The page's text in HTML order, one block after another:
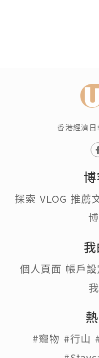
香港經濟
探索 VLOG 推薦
個人頁面 帳戶
#寵物 #行山